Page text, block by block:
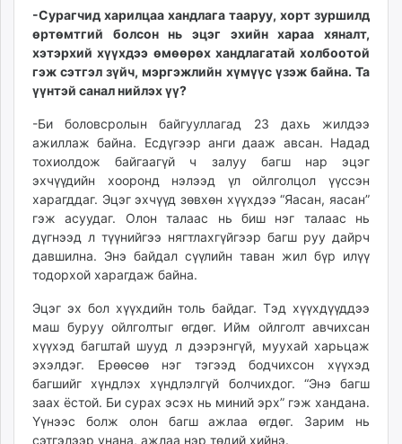
-Сурагчид харилцаа хандлага тааруу, хорт зуршилд
өртөмтгий болсон нь эцэг эхийн хараа хяналт,
хэтэрхий хүүхдээ өмөөрөх хандлагатай холбоотой
гэж сэтгэл зүйч, мэргэжлийн хүмүүс үзэж байна. Та
үүнтэй санал нийлэх үү?
-Би боловсролын байгууллагад 23 дахь жилдээ
ажиллаж байна. Есдүгээр анги дааж авсан. Надад
тохиолдож байгаагүй ч залуу багш нар эцэг
эхчүүдийн хооронд нэлээд үл ойлголцол үүссэн
харагддаг. Эцэг эхчүүд зөвхөн хүүхдээ “Яасан, яасан”
гэж асуудаг. Олон талаас нь биш нэг талаас нь
дүгнээд л түүнийгээ нягтлахгүйгээр багш руу дайрч
давшилна. Энэ байдал сүүлийн таван жил бүр илүү
тодорхой харагдаж байна.
Эцэг эх бол хүүхдийн толь байдаг. Тэд хүүхдүүддээ
маш буруу ойлголтыг өгдөг. Ийм ойлголт авчихсан
хүүхэд багштай шууд л дээрэнгүй, муухай харьцаж
эхэлдэг. Ерөөсөө нэг тэгээд бодчихсон хүүхэд
багшийг хүндлэх хүндлэлгүй болчихдог. “Энэ багш
заах ёстой. Би сурах эсэх нь миний эрх” гэж хандана.
Үүнээс болж олон багш ажлаа өгдөг. Зарим нь
сэтгэлээр унана, ажлаа нэр төдий хийнэ.